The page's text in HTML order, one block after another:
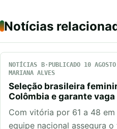
Notícias
NOTÍCIAS PUBLICADO 10
MARIANA ALVES
Seleção brasileira
Colômbia e garante
Com vitória por 61 a 48
equipe nacional assegura